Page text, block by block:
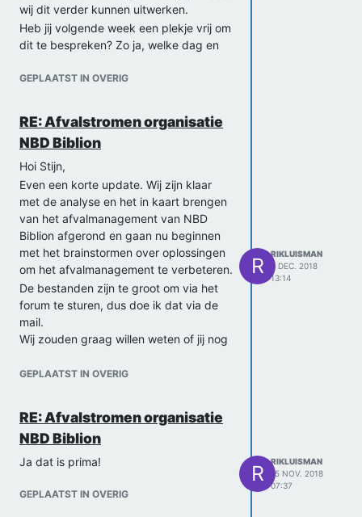
wij dit verder kunnen uitwerken.
Heb jij volgende week een plekje vrij om
dit te bespreken? Zo ja, welke dag en
Marijn, Timo en Rik
GEPLAATST IN OVERIG
RE: Afvalstromen organisatie
NBD Biblion
Hoi Stijn,
Even een korte update. Wij zijn klaar
met de analyse en het in kaart brengen
van het afvalmanagement van NBD
Biblion afgerond en gaan nu beginnen
met het brainstormen over oplossingen
om het afvalmanagement te verbeteren.
De bestanden zijn te groot om via het
forum te sturen, dus doe ik dat via de
mail.
Wij zouden graag willen weten of jij nog
Timo, Marijn en Rik
GEPLAATST IN OVERIG
R
RIKLUISMAN
7 DEC. 2018
13:14
RE: Afvalstromen organisatie
NBD Biblion
Ja dat is prima!
GEPLAATST IN OVERIG
R
RIKLUISMAN
15 NOV. 2018
07:37